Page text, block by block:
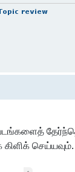
செய்யவும்.